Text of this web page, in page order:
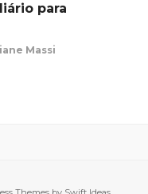
para
Massi